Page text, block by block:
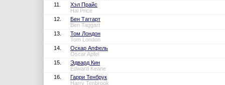
11.
Хэл Прайс
Hal Price
12.
Бен Таггарт
Ben Taggart
13.
Том Лондон
Tom London
14.
Оскар Апфель
Oscar Apfel
15.
Эдвард Кин
Edward Keane
16.
Гарри Тенбрук
Harry Tenbrook